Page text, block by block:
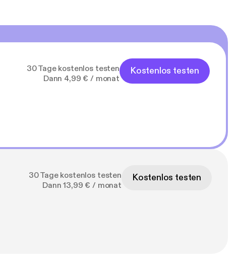
30 Tage kostenlos testen
Dann 4,99 € / monat
Kostenlos testen
30 Tage kostenlos testen
Dann 13,99 € / monat
Kostenlos testen